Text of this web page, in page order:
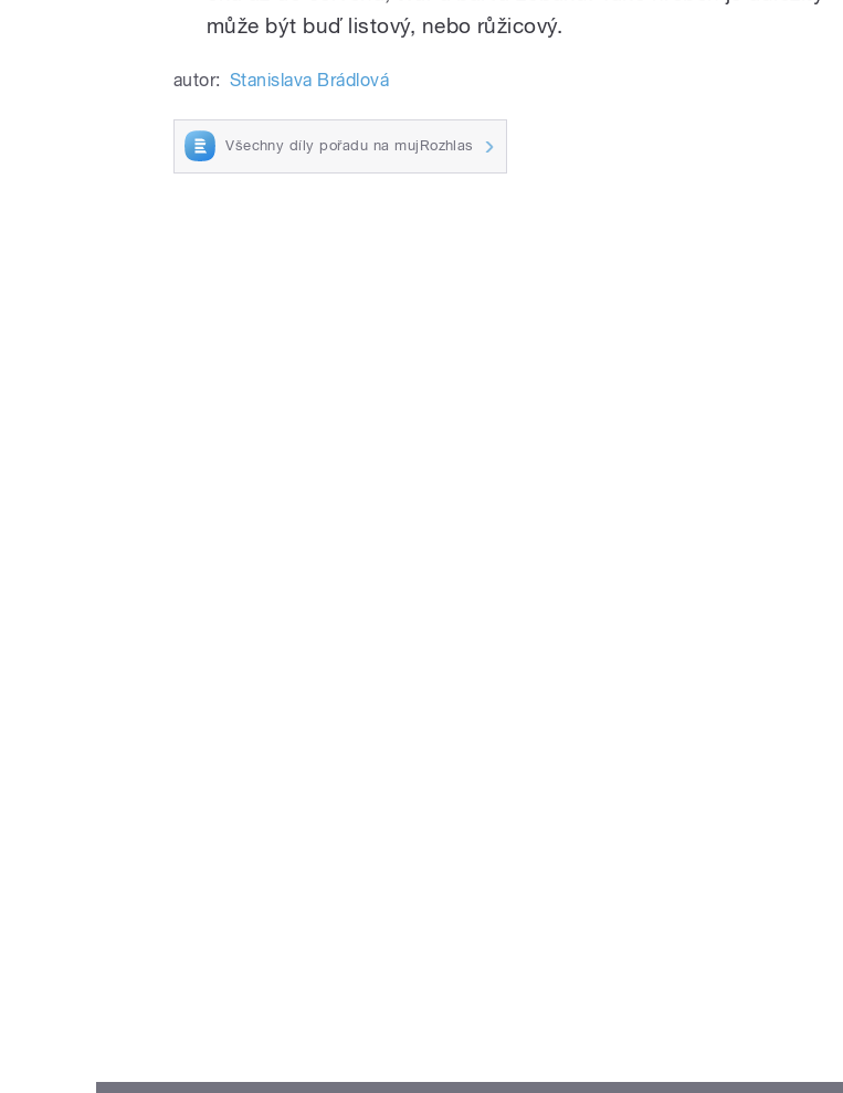
může být buď listový, nebo růžicový.
autor: Stanislava Brádlová
Všechny díly pořadu na mujRozhlas